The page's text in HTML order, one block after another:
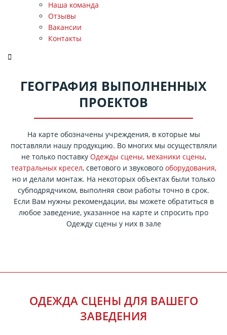
Наша команда
Отзывы
Вакансии
Контакты
ГЕОГРАФИЯ ВЫПОЛНЕННЫХ
ПРОЕКТОВ
На карте обозначены учреждения, в которые мы
поставляли нашу продукцию. Во многих мы осуществляли
не только поставку Одежды сцены, механики сцены,
театральных кресел, светового и звукового оборудования,
но и делали монтаж. На некоторых объектах были только
субподрядчиком, выполняя свои работы точно в срок.
Если Вам нужны рекомендации, вы можете обратиться в
любое заведение, указанное на карте и спросить про
Одежду сцены у них в зале
ОДЕЖДА СЦЕНЫ ДЛЯ ВАШЕГО
ЗАВЕДЕНИЯ